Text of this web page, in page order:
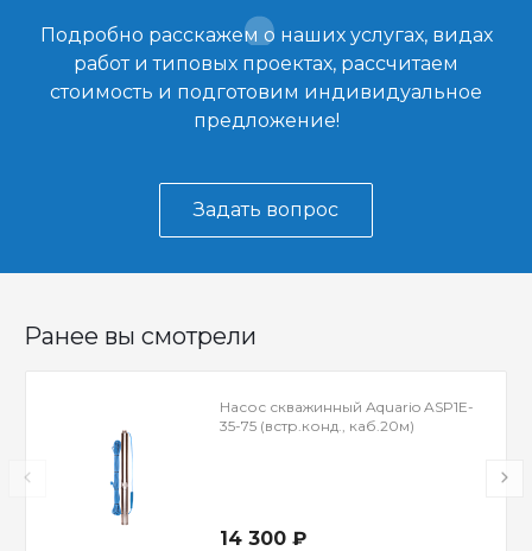
Подробно расскажем о наших услугах, видах
работ и типовых проектах, рассчитаем
стоимость и подготовим индивидуальное
предложение!
Задать вопрос
Ранее вы смотрели
Насос скважинный Aquario ASP1E-
35-75 (встр.конд., каб.20м)
14 300 ₽